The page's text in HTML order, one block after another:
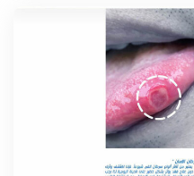
سرطان المرارة عادة لا
ولكن عند إكتشافه،
يكون قد المرض أصبح في مرحلته 3 أو 4 وهي المرحلة التي
من الجسم.